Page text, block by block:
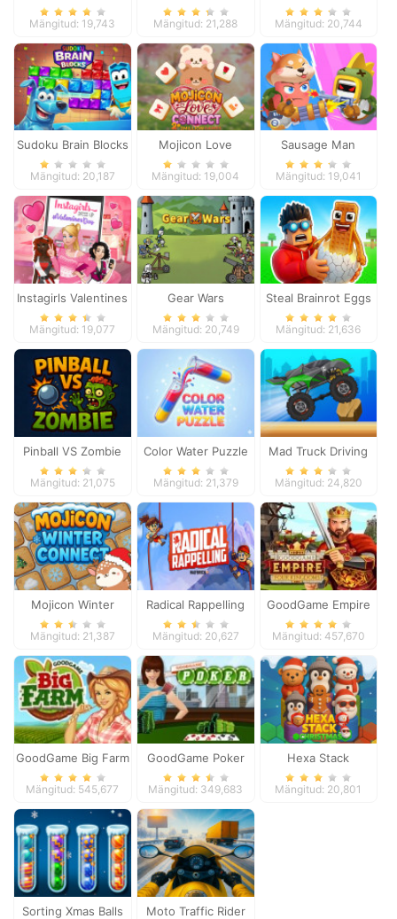
Volcanic Adventure
Mängitud: 19,743 Mängitud: 21,288
Parkour
Mängitud: 20,744
Sudoku Brain Blocks
Mängitud: 20,187
Mojicon Love
Connect
Mängitud: 19,004
Sausage Man
Shooting Adventure
Mängitud: 19,041
Instagirls Valentines
Dress Up
Mängitud: 19,077
Gear Wars
Mängitud: 20,749
Steal Brainrot Eggs
Mängitud: 21,636
Pinball VS Zombie
Mängitud: 21,075
Color Water Puzzle
Mängitud: 21,379
Mad Truck Driving
Mängitud: 24,820
Mojicon Winter
Connect
Mängitud: 21,387
Radical Rappelling
Mängitud: 20,627
GoodGame Empire
Mängitud: 457,670
GoodGame Big Farm
Mängitud: 545,677
GoodGame Poker
Mängitud: 349,683
Hexa Stack
Christmas
Mängitud: 20,801
Sorting Xmas Balls Moto Traffic Rider